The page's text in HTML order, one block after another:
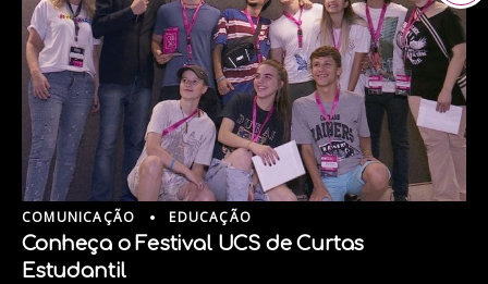
COMUNICAÇÃO EDUCAÇÃO
Conheça o Festival UCS de Curtas
Estudantil